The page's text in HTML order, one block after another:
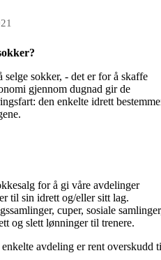
selge sokker, - det er for å skaffe
gjennom dugnad gir de
den enkelte idrett
for å gi våre avdelinger
til sin idrett og/eller sitt lag.
cuper, sosiale
og slett lønninger til trenere.
avdeling er rent overskudd